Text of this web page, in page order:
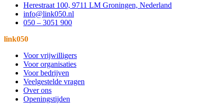
Herestraat 100, 9711 LM Groningen, Nederland
info@link050.nl
050 – 3051 900
link050
Voor vrijwilligers
Voor organisaties
Voor bedrijven
Veelgestelde vragen
Over ons
Openingstijden